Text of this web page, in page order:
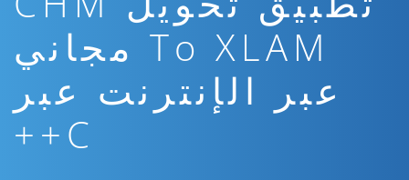
To XLAM مجاني
عبر الإنترنت عبر
C++